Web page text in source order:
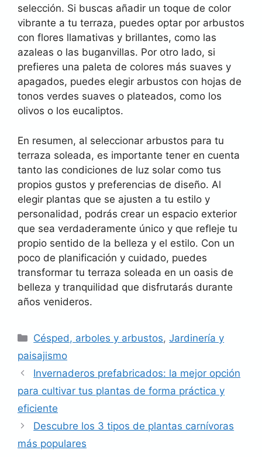
selección. Si buscas añadir un toque de color
vibrante a tu terraza, puedes optar por arbustos
con flores llamativas y brillantes, como las
azaleas o las buganvillas. Por otro lado, si
prefieres una paleta de colores más suaves y
apagados, puedes elegir arbustos con hojas de
tonos verdes suaves o plateados, como los
olivos o los eucaliptos.
En resumen, al seleccionar arbustos para tu
terraza soleada, es importante tener en cuenta
tanto las condiciones de luz solar como tus
propios gustos y preferencias de diseño. Al
elegir plantas que se ajusten a tu estilo y
personalidad, podrás crear un espacio exterior
que sea verdaderamente único y que refleje tu
propio sentido de la belleza y el estilo. Con un
poco de planificación y cuidado, puedes
transformar tu terraza soleada en un oasis de
belleza y tranquilidad que disfrutarás durante
años venideros.
Categorías
Césped, arboles y arbustos,Jardinería y
paisajismo
Invernaderos prefabricados: la mejor opción
para cultivar tus plantas de forma práctica y
eficiente
Descubre los 3 tipos de plantas carnívoras
más populares